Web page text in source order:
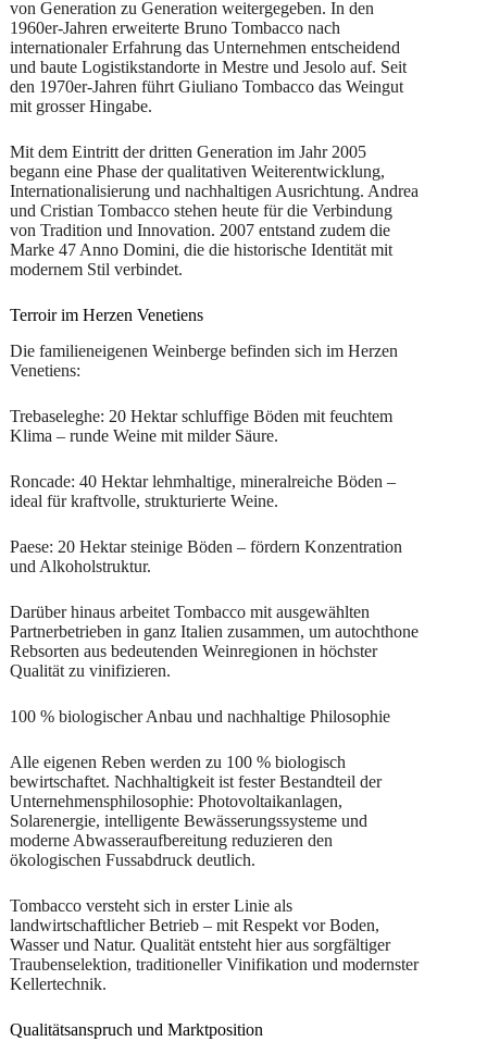
von Generation zu Generation weitergegeben. In den
1960er-Jahren erweiterte Bruno Tombacco nach
internationaler Erfahrung das Unternehmen entscheidend
und baute Logistikstandorte in Mestre und Jesolo auf. Seit
den 1970er-Jahren führt Giuliano Tombacco das Weingut
mit grosser Hingabe.
Mit dem Eintritt der dritten Generation im Jahr 2005
begann eine Phase der qualitativen Weiterentwicklung,
Internationalisierung und nachhaltigen Ausrichtung. Andrea
und Cristian Tombacco stehen heute für die Verbindung
von Tradition und Innovation. 2007 entstand zudem die
Marke 47 Anno Domini, die die historische Identität mit
modernem Stil verbindet.
Terroir im Herzen Venetiens
Die familieneigenen Weinberge befinden sich im Herzen
Venetiens:
Trebaseleghe: 20 Hektar schluffige Böden mit feuchtem
Klima – runde Weine mit milder Säure.
Roncade: 40 Hektar lehmhaltige, mineralreiche Böden –
ideal für kraftvolle, strukturierte Weine.
Paese: 20 Hektar steinige Böden – fördern Konzentration
und Alkoholstruktur.
Darüber hinaus arbeitet Tombacco mit ausgewählten
Partnerbetrieben in ganz Italien zusammen, um autochthone
Rebsorten aus bedeutenden Weinregionen in höchster
Qualität zu vinifizieren.
100 % biologischer Anbau und nachhaltige Philosophie
Alle eigenen Reben werden zu 100 % biologisch
bewirtschaftet. Nachhaltigkeit ist fester Bestandteil der
Unternehmensphilosophie: Photovoltaikanlagen,
Solarenergie, intelligente Bewässerungssysteme und
moderne Abwasseraufbereitung reduzieren den
ökologischen Fussabdruck deutlich.
Tombacco versteht sich in erster Linie als
landwirtschaftlicher Betrieb – mit Respekt vor Boden,
Wasser und Natur. Qualität entsteht hier aus sorgfältiger
Traubenselektion, traditioneller Vinifikation und modernster
Kellertechnik.
Qualitätsanspruch und Marktposition